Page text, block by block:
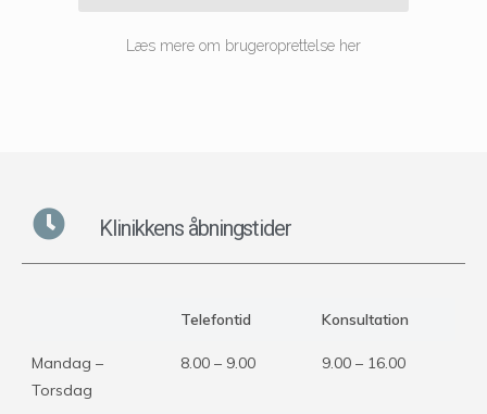
Læs mere om brugeroprettelse her
Klinikkens åbningstider
Telefontid Konsultation
Mandag –
Torsdag
8.00 – 9.00 9.00 – 16.00